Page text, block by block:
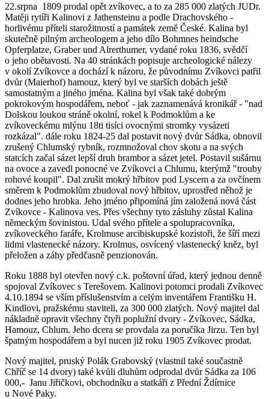
22.srpna 1809 prodal opět zvíkovec, a to za 285 000 zlatých JUDr.
Matěji rytíři Kalinovi z Jathensteinu a podle Drachovského -
horlivému příteli starožitností a památek země České. Kalina byl
skutečně pilným archeologem a jeho dílo Bohmnes heindsche
Opferplatze, Graber und Alrerthumer, vydané roku 1836, svědčí
o jeho obětavosti. Na 40 stránkách popisuje archeologické nálezy
v okolí Zvíkovce a dochází k názoru, že původnímu Zvíkovci patřil
dvůr (Maierhof) hamouz, který byl ve starších dobách ještě
samostatným a jiného jména. Kalina byl však také dobrým
pokrokovým hospodářem, neboť - jak zaznamenává kronikář - "nad
Dolskou loukou stráně okolní, rokel k Podmoklům a ke
zvíkoveckému mlýnu 18ti tisíci ovocnými stromky vysázeti
rozkázal". dále roku 1824-25 dal postavit nový dvůr Sádka, obnovil
zrušený Chlumský rybník, rozmnožoval chov skotu a na svých
statcích začal sázet lepší druh brambor a sázet jetel. Postavil sušárnu
na ovoce a zavedl ponocné ve Zvíkovci a Chlumu, kterýmž "trouby
rohové koupil". Dal zrušit mokrý hřbitov pod Lyscem a za ovčínem
směrem k Podmoklům zbudoval nový hřbitov, uprostřed něhož je
dodnes jeho hrobka. Jeho jméno připomíná jím založená nová část
Zvíkovce - Kalinova ves. Přes všechny tyto zásluhy zůstal Kalina
německým šovinistou. Udal svého přítele a spolupracovníka,
zvíkoveckého faráře, Krolmuse arcibiskupské kozistoři, že šíří mezi
lidmi vlastenecké názory. Krolmus, osvícený vlastenecký kněz, byl
přeložen a záhy předčasně penzionován.
Roku 1888 byl otevřen nový c.k. poštovní úřad, který jednou denně
spojoval Zvíkovec s Terešovem. Kalinovi potomci prodali Zvíkovec
4.10.1894 se vším příslušenstvím a celým inventářem Františku H.
Kindlovi, pražskému staviteli, za 300 000 zlatých. Nový majitel dal
nákladně opravit všechny čtyři poplužní dvory - Zvíkovec, Sádka,
Hamouz, Chlum. Jeho dcera se provdala za poručíka Jirzu. Ten byl
špatným hospodářem a byl nucen již roku 1905 Zvíkovec prodat.
Nový majitel, pruský Polák Grabovský (vlastnil také součastně
Chříč se 14 dvory) také kvůli dluhům odprodal dvůr Sádka za 106
000,- Janu Jiřičkovi, obchodníku a statkáři z Přední Ždírnice
u Nové Paky.